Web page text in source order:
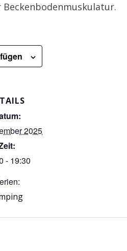
Beckenbodenmuskulatur.
2025
- 19:30